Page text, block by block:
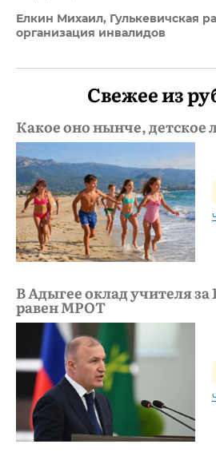
Елкин Михаил, Гулькевичская
организация инвалидов
Свежее из
Какое оно нынче, детское
В Адыгее оклад учителя за
равен МРОТ